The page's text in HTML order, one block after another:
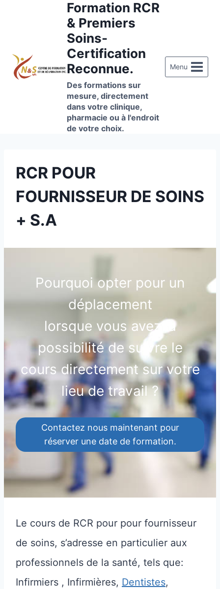
Formation RCR
& Premiers
Soins-
Certification
Reconnue.
Des formations sur
mesure, directement
dans votre clinique,
pharmacie ou à l'endroit
de votre choix.
Menu
RCR POUR
FOURNISSEUR DE SOINS
+ S.A
Pourquoi opter pour un
déplacement
lorsque vous avez la
possibilité de suivre le
cours directement sur votre
lieu de travail ?
Contactez nous maintenant pour
réserver une date de formation.
Le cours de RCR pour pour fournisseur
de soins, s’adresse en particulier aux
professionnels de la santé, tels que:
Infirmiers , Infirmières, Dentistes,